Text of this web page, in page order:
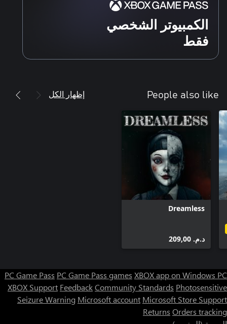
الكمبيوتر الشخصي
فقط
People also like إظهار الكل
Dreamless
د.م.‏ 209,00
PC Game Pass PC Game Pass games XBOX app on Windows PC
XBOX Support FeedbackCommunity Standards Photosensitive
Seizure Warning Microsoft account Microsoft Store Support
Returns Orders tracking